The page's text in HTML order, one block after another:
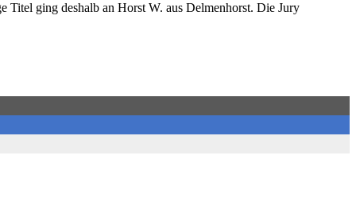
ging deshalb an Horst W. aus Delmenhorst. Die Jury